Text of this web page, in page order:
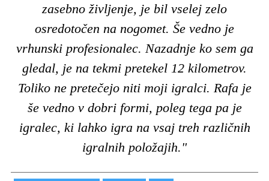
zasebno življenje, je bil vselej zelo
osredotočen na nogomet. Še vedno je
vrhunski profesionalec. Nazadnje ko sem ga
gledal, je na tekmi pretekel 12 kilometrov.
Toliko ne pretečejo niti moji igralci. Rafa je
še vedno v dobri formi, poleg tega pa je
igralec, ki lahko igra na vsaj treh različnih
igralnih položajih."